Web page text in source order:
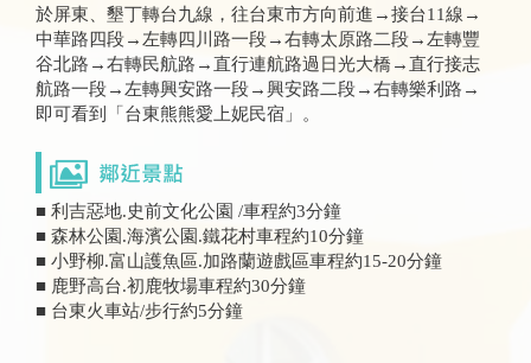
於屏東、墾丁轉台九線，往台東市方向前進→接台11線→
中華路四段→左轉四川路一段→右轉太原路二段→左轉豐
谷北路→右轉民航路→直行連航路過日光大橋→直行接志
航路一段→左轉興安路一段→興安路二段→右轉樂利路→
即可看到「台東熊熊愛上妮民宿」。
■ 利吉惡地.史前文化公園 /車程約3分鐘
■ 森林公園.海濱公園.鐵花村車程約10分鐘
■ 小野柳.富山護魚區.加路蘭遊戲區車程約15-20分鐘
■ 鹿野高台.初鹿牧場車程約30分鐘
■ 台東火車站/步行約5分鐘